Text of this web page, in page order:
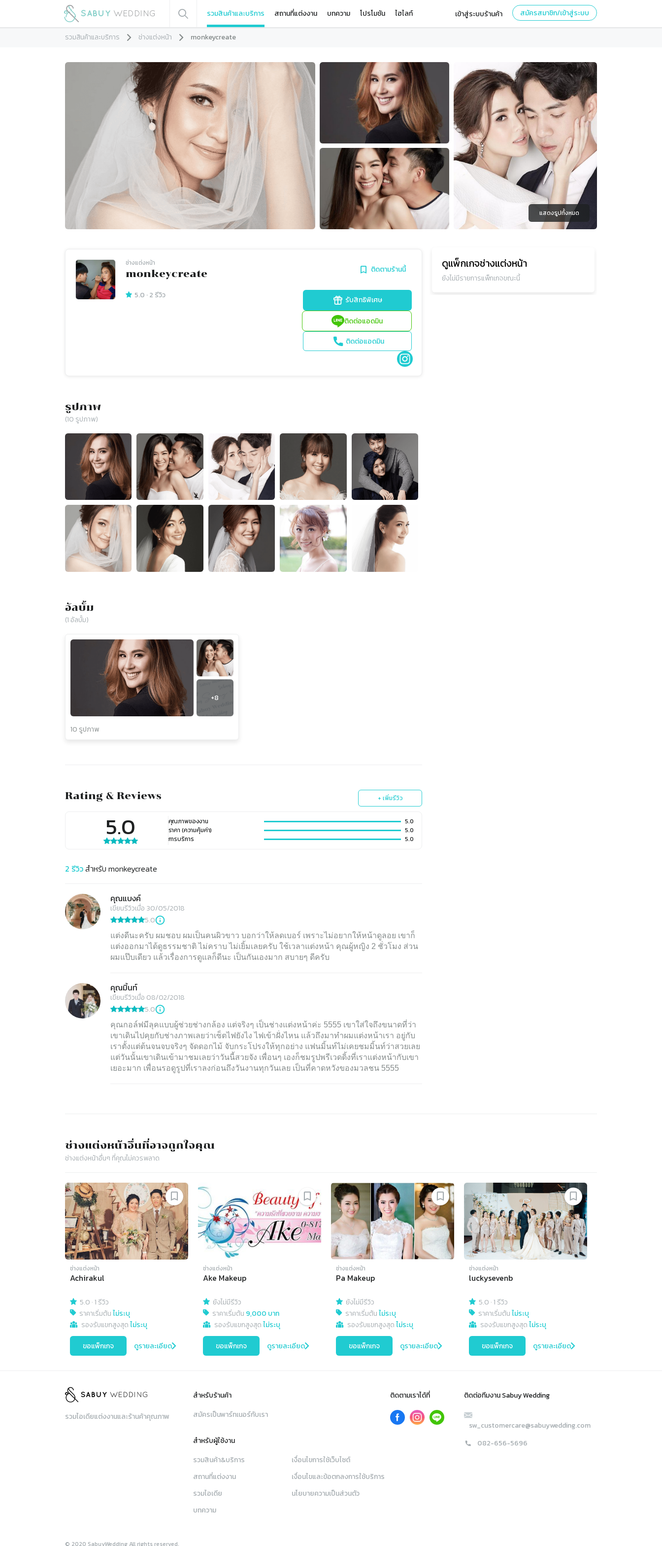
รวมสินค้าและบริการ สถานที่แต่งงาน บทความ โปรโมชัน ไฮไลท์ เข้าสู่ระบบร้านค้า สมัครสมาชิก/เข้าสู่ระบบ
รวมสินค้าและบริการ ช่างแต่งหน้า monkeycreate
แสดงรูปทั้งหมด
ช่างแต่งหน้า
monkeycreate ติดตามร้านนี้
5.0 ·2 รีวิว รับสิทธิพิเศษ
ติดต่อแอดมิน
ติดต่อแอดมิน
รูปภาพ
(10 รูปภาพ)
อัลบั้ม
(1 อัลบั้ม)
+8
10 รูปภาพ
Rating & Reviews + เพิ่มรีวิว
5.0 คุณภาพของงาน
5.0
ราคา (ความคุ้มค่า)
5.0
การบริการ
5.0
2 รีวิวสำหรับ monkeycreate
คุณแบงค์
เขียนรีวิวเมื่อ 30/05/2018
5.0
แต่งดีนะครับ ผมชอบ ผมเป็นคนผิวขาว บอกว่าให้ลดเบอร์ เพราะไม่อยากให้หน้าดูลอย เขาก็
แต่งออกมาได้ดูธรรมชาติ ไม่คราบ ไม่เยิ้มเลยครับ ใช้เวลาแต่งหน้า คุณผู้หญิง 2 ชั่วโมง ส่วน
ผมแป๊บเดียว แล้วเรื่องการดูแลก็ดีนะ เป็นกันเองมาก สบายๆ ดีครับ
คุณมิ้นท์
เขียนรีวิวเมื่อ 08/02/2018
5.0
คุณกอล์ฟมีลุคแบบผู้ช่วยช่างกล้อง แต่จริงๆ เป็นช่างแต่งหน้าค่ะ 5555 เขาใส่ใจถึงขนาดที่ว่า
เขาเดินไปคุยกับช่างภาพเลยว่าเซ็ตไฟยังไง ไฟเข้าฝั่งไหน แล้วถึงมาทำผมแต่งหน้าเรา อยู่กับ
เราตั้งแต่ต้นจนจบจริงๆ จัดดอกไม้ จับกระโปรงให้ทุกอย่าง แฟนมิ้นท์ไม่เคยชมมิ้นท์ว่าสวยเลย
แต่วันนั้นเขาเดินเข้ามาชมเลยว่าวันนี้สวยจัง เพื่อนๆ เองก็ชมรูปพรีเวดดิ้งที่เราแต่งหน้ากับเขา
เยอะมาก เพื่อนรอดูรูปที่เราลงก่อนถึงวันงานทุกวันเลย เป็นที่คาดหวังของมวลชน 5555
ดูแพ็กเกจช่างแต่งหน้า
ยังไม่มีรายการแพ็กเกจขณะนี้
ช่างแต่งหน้าอื่นที่อาจถูกใจคุณ
ช่างแต่งหน้าอื่นๆ ที่คุณไม่ควรพลาด
ช่างแต่งหน้า
Achirakul
5.0 ·1 รีวิว
ราคาเริ่มต้นไม่ระบุ
รองรับแขกสูงสุดไม่ระบุ
ขอแพ็กเกจ ดูรายละเอียด
ช่างแต่งหน้า
Ake Makeup
ยังไม่มีรีวิว
ราคาเริ่มต้น 9,000 บาท
รองรับแขกสูงสุดไม่ระบุ
ขอแพ็กเกจ ดูรายละเอียด
ช่างแต่งหน้า
Pa Makeup
ยังไม่มีรีวิว
ราคาเริ่มต้นไม่ระบุ
รองรับแขกสูงสุดไม่ระบุ
ขอแพ็กเกจ ดูรายละเอียด
ช่างแต่งหน้า
luckysevenb
5.0 ·1 รีวิว
ราคาเริ่มต้นไม่ระบุ
รองรับแขกสูงสุดไม่ระบุ
ขอแพ็กเกจ ดูรายละเอียด
รวมไอเดียแต่งงานและร้านค้าคุณภาพ
สำหรับร้านค้า
สมัครเป็นพาร์ทเนอร์กับเรา
สำหรับผู้ใช้งาน
รวมสินค้า&บริการ
สถานที่แต่งงาน
รวมไอเดีย
บทความ
เงื่อนไขการใช้เว็บไซต์
เงื่อนไขและข้อตกลงการใช้บริการ
นโยบายความเป็นส่วนตัว
ติดตามเราได้ที่ ติดต่อทีมงาน Sabuy Wedding
sw_customercare@sabuywedding.com
082-656-5696
© 2020 SabuyWedding All rights reserved.